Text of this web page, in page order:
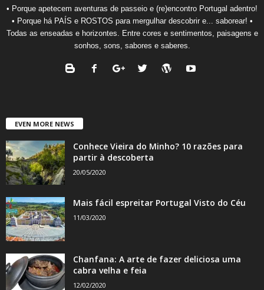
• Porque apetecem aventuras de passeio e (re)encontro Portugal adentro!
• Porque há PAÍS e ROSTOS para mergulhar descobrir e... saborear! •
Todas as enseadas e horizontes. Entre cores e sentimentos, paisagens e
sonhos, sons, sabores e saberes.
EVEN MORE NEWS
Conhece Vieira do Minho? 10 razões para
partir à descoberta
20/05/2020
Mais fácil espreitar Portugal Visto do Céu
11/03/2020
Chanfana: A arte de fazer deliciosa uma
cabra velha e feia
12/02/2020